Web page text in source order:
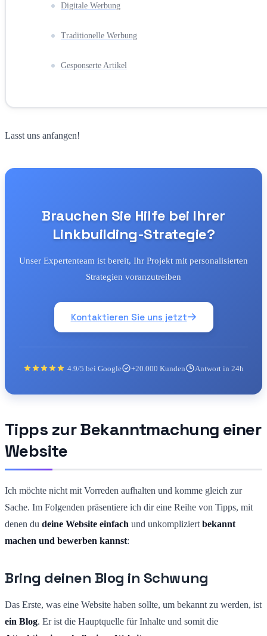
Digitale Werbung
Traditionelle Werbung
Gesponserte Artikel
Lasst uns anfangen!
Brauchen Sie Hilfe bei Ihrer
Linkbuilding-Strategie?
Unser Expertenteam ist bereit, Ihr Projekt mit personalisierten
Strategien voranzutreiben
Kontaktieren Sie uns jetzt
4.9/5 bei Google +20.000 Kunden Antwort in 24h
Tipps zur Bekanntmachung einer
Website
Ich möchte nicht mit Vorreden aufhalten und komme gleich zur
Sache. Im Folgenden präsentiere ich dir eine Reihe von Tipps, mit
denen du deine Website einfach und unkompliziert bekannt
machen und bewerben kannst:
Bring deinen Blog in Schwung
Das Erste, was eine Website haben sollte, um bekannt zu werden, ist
ein Blog. Er ist die Hauptquelle für Inhalte und somit die